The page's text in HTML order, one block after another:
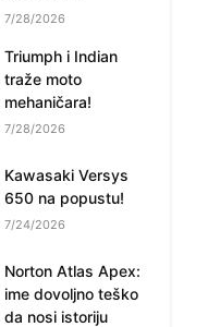
7/28/2026
Triumph i Indian
traže moto
mehaničara!
7/28/2026
Kawasaki Versys
650 na popustu!
7/24/2026
Norton Atlas Apex:
ime dovoljno teško
da nosi istoriju